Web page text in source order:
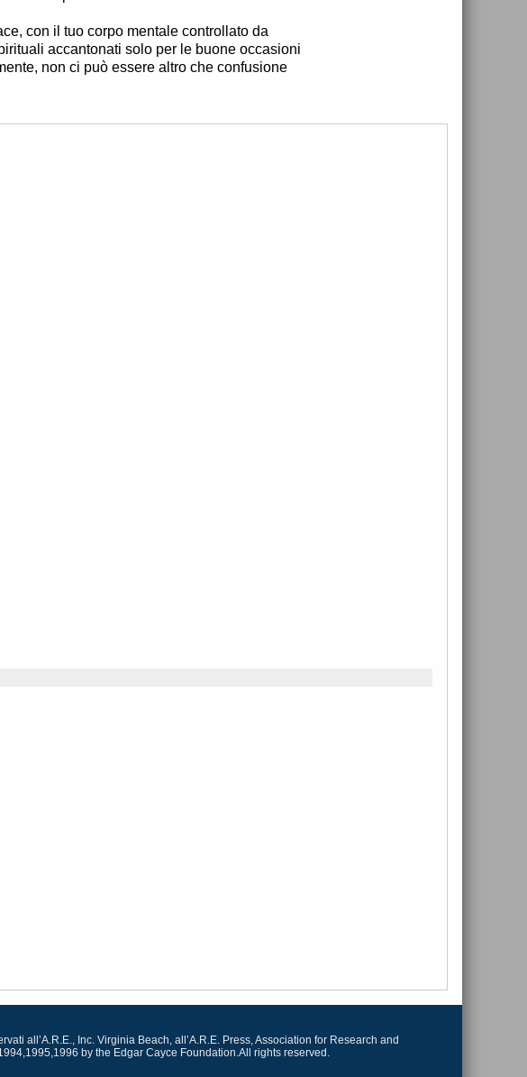
con il tuo corpo mentale controllato da
accantonati solo per le buone occasioni
non ci può essere altro che confusione
all’A.R.E., Inc. Virginia Beach, all’A.R.E. Press, Association for Research and
by the Edgar Cayce Foundation.All rights reserved.